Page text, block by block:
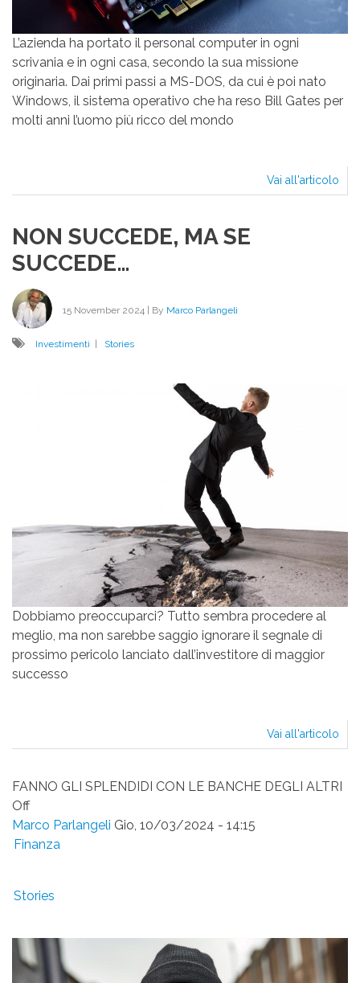
L’azienda ha portato il personal computer in ogni
scrivania e in ogni casa, secondo la sua missione
originaria. Dai primi passi a MS-DOS, da cui è poi nato
Windows, il sistema operativo che ha reso Bill Gates per
molti anni l’uomo più ricco del mondo
Vai all'articolo
NON SUCCEDE, MA SE
SUCCEDE…
15 November 2024 | By Marco Parlangeli
Investimenti Stories
Dobbiamo preoccuparci? Tutto sembra procedere al
meglio, ma non sarebbe saggio ignorare il segnale di
prossimo pericolo lanciato dall’investitore di maggior
successo
Vai all'articolo
SE
FANNO GLI SPLENDIDI CON LE BANCHE DEGLI ALTRI
Off
Marco Parlangeli Gio, 10/03/2024 - 14:15
Finanza
Stories